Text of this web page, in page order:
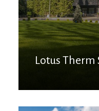
Lotus Therm